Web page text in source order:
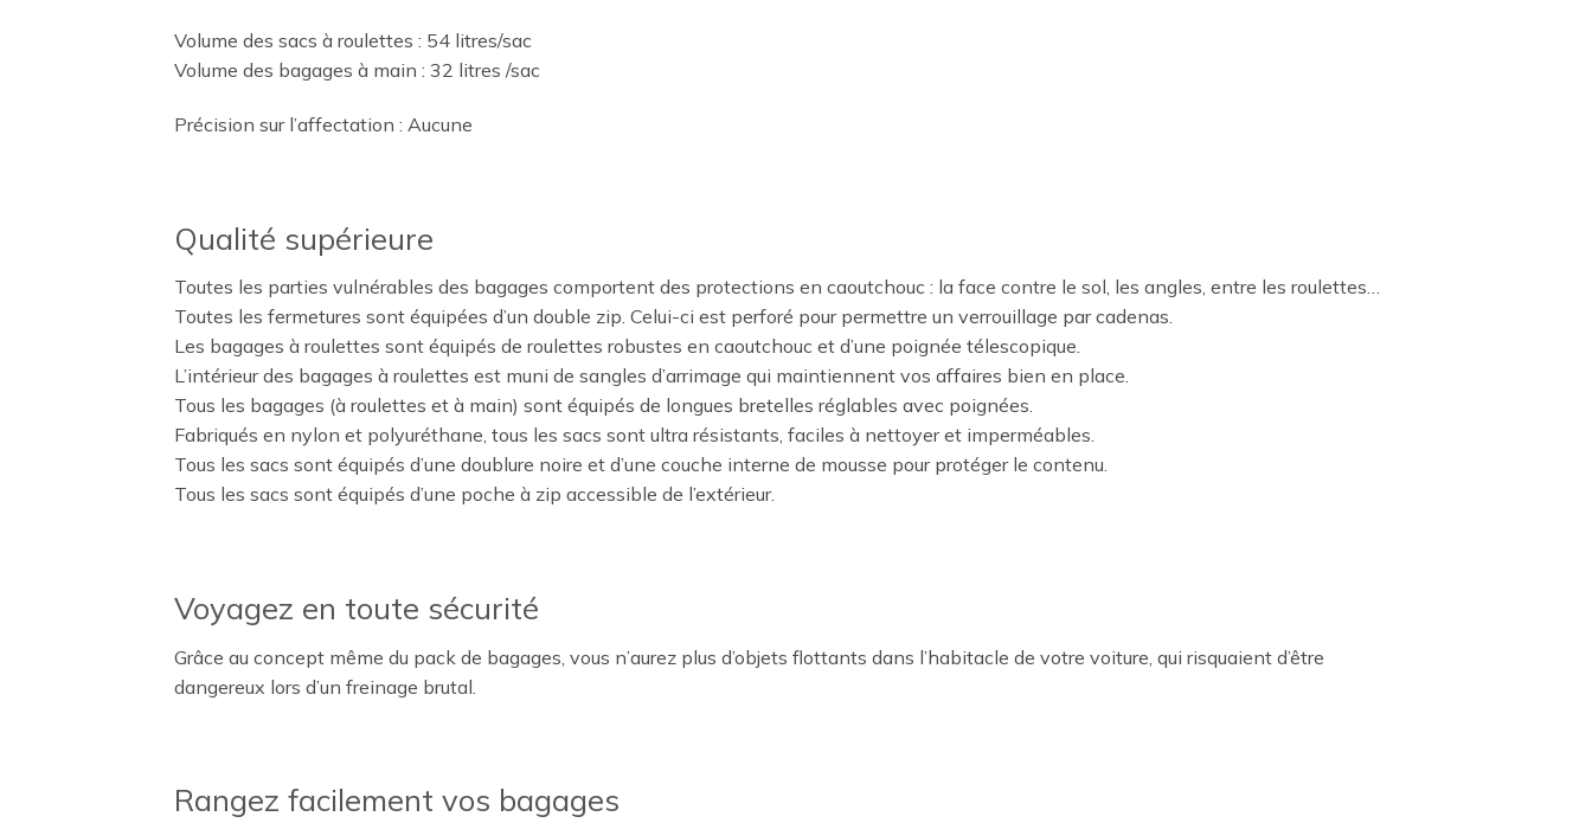
Volume des sacs à roulettes : 54 litres/sac
Volume des bagages à main : 32 litres /sac
Précision sur l’affectation : Aucune
Qualité supérieure
Toutes les parties vulnérables des bagages comportent des protections en caoutchouc : la face contre le sol, les angles, entre les roulettes…
Toutes les fermetures sont équipées d’un double zip. Celui-ci est perforé pour permettre un verrouillage par cadenas.
Les bagages à roulettes sont équipés de roulettes robustes en caoutchouc et d’une poignée télescopique.
L’intérieur des bagages à roulettes est muni de sangles d’arrimage qui maintiennent vos affaires bien en place.
Tous les bagages (à roulettes et à main) sont équipés de longues bretelles réglables avec poignées.
Fabriqués en nylon et polyuréthane, tous les sacs sont ultra résistants, faciles à nettoyer et imperméables.
Tous les sacs sont équipés d’une doublure noire et d’une couche interne de mousse pour protéger le contenu.
Tous les sacs sont équipés d’une poche à zip accessible de l’extérieur.
Voyagez en toute sécurité
Grâce au concept même du pack de bagages, vous n’aurez plus d’objets flottants dans l’habitacle de votre voiture, qui risquaient d’être
dangereux lors d’un freinage brutal.
Rangez facilement vos bagages